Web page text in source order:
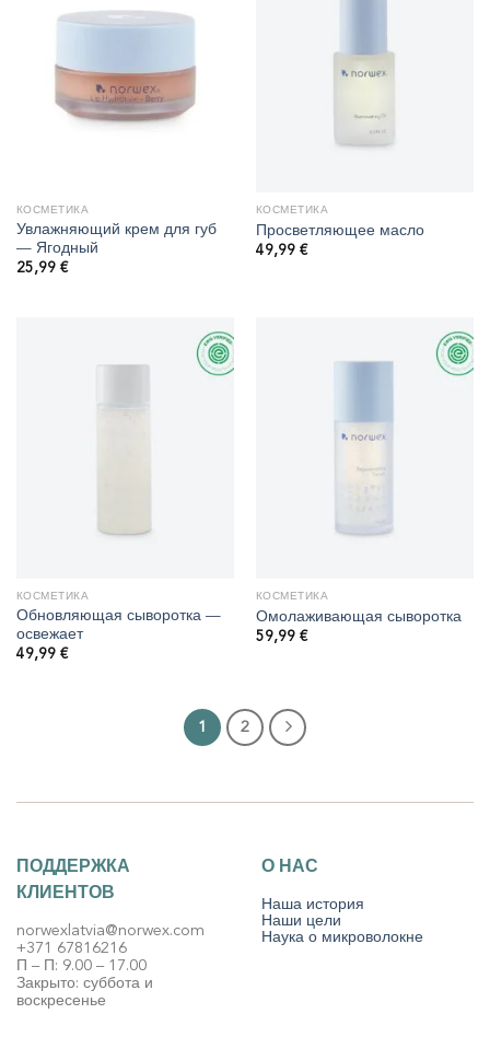
КОСМЕТИКА
Увлажняющий крем для губ
— Ягодный
25,99 €
КОСМЕТИКА
Просветляющее масло
49,99 €
КОСМЕТИКА
Обновляющая сыворотка —
освежает
49,99 €
КОСМЕТИКА
Омолаживающая сыворотка
59,99 €
1 2
ПОДДЕРЖКА
КЛИЕНТОВ
norwexlatvia@norwex.com
+371 67816216
П – П: 9.00 – 17.00
Закрыто: суббота и
воскресенье
О НАС
Наша история
Наши цели
Наука о микроволокне